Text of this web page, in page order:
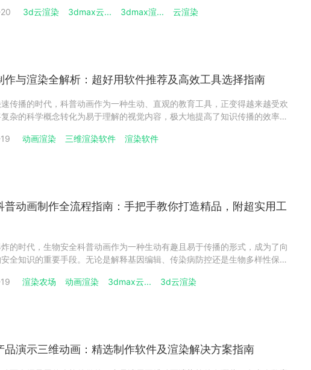
助用户了解各插件的功能和优势，提升创作效率和作品质量。3dsMax云渲
3d云渲染 3dmax云... 3dmax渲... 云渲染
作与渲染全解析：超好用软件推荐及高效工具选择指南
传播的时代，科普动画作为一种生动、直观的教育工具，正变得越来越受欢
杂的科学概念转化为易于理解的视觉内容，极大地提高了知识传播的效率和
来实现最终的视觉呈现。本文将全面解析科普动画的制作与渲染流程，并推
动画渲染 三维渲染软件 渲染软件
普动画制作全流程指南：手把手教你打造精品，附超实用工
的时代，生物安全科普动画作为一种生动有趣且易于传播的形式，成为了向
全知识的重要手段。无论是解释基因编辑、传染病防控还是生物多样性保
思到最终渲染，为你提供超详细的流程和实用工具推荐。一、生物安全科普
渲染农场 动画渲染 3dmax云... 3d云渲染
品演示三维动画：精选制作软件及渲染解决方案指南